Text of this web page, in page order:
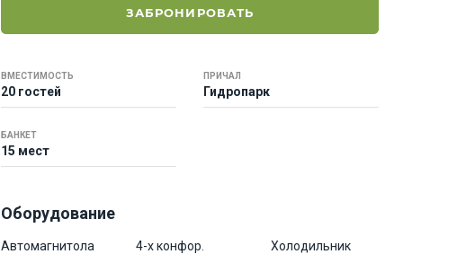
ЗАБРОНИРОВАТЬ
ВМЕСТИМОСТЬ
20 гостей
ПРИЧАЛ
Гидропарк
БАНКЕТ
15 мест
Оборудование
Автомагнитола
4-х конфор.
Холодильник